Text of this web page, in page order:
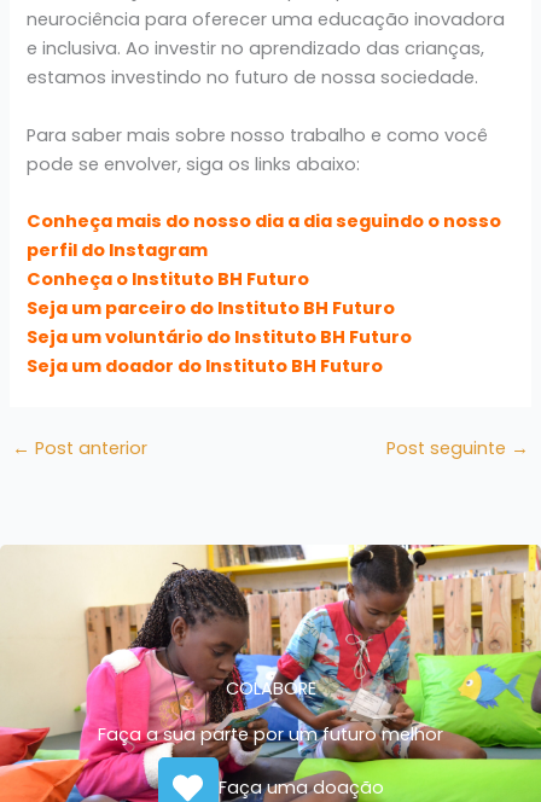
neurociência para oferecer uma educação inovadora
e inclusiva. Ao investir no aprendizado das crianças,
estamos investindo no futuro de nossa sociedade.
Para saber mais sobre nosso trabalho e como você
pode se envolver, siga os links abaixo:
Conheça mais do nosso dia a dia seguindo o nosso
perfil do Instagram
Conheça o Instituto BH Futuro
Seja um parceiro do Instituto BH Futuro
Seja um voluntário do Instituto BH Futuro
Seja um doador do Instituto BH Futuro
← Post anterior Post seguinte →
COLABORE
Faça a sua parte por um futuro melhor
Faça uma doação